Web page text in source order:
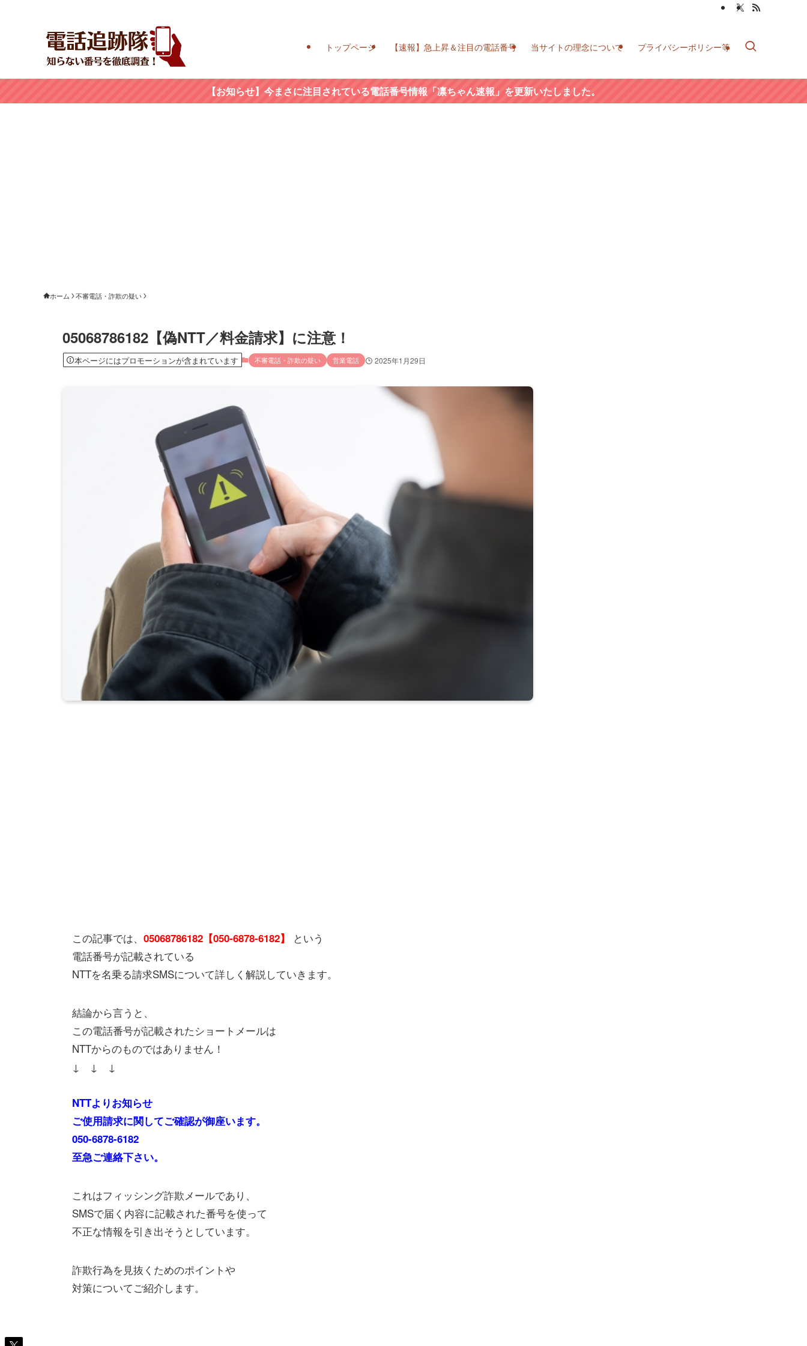
トップページ 【速報】急上昇＆注目の電話番号 当サイトの理念について プライバシーポリシー等
【お知らせ】今まさに注目されている電話番号情報「凛ちゃん速報」を更新いたしました。
ホーム 不審電話・詐欺の疑い
05068786182【偽NTT／料金請求】に注意！
本ページにはプロモーションが含まれています 不審電話・詐欺の疑い 営業電話 2025年1月29日
この記事では、 05068786182【050-6878-6182】
という
電話番号が記載されている
NTTを名乗る請求SMSについて詳しく解説していきます。
結論から言うと、
この電話番号が記載されたショートメールは
NTTからのものではありません！
↓ ↓ ↓
NTTよりお知らせ
ご使用請求に関してご確認が御座います。
050-6878-6182
至急ご連絡下さい。
これはフィッシング詐欺メールであり、
SMSで届く内容に記載された番号を使って
不正な情報を引き出そうとしています。
詐欺行為を見抜くためのポイントや
対策についてご紹介します。